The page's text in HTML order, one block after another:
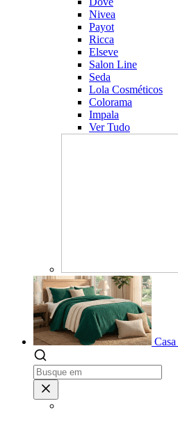
Nivea
Payot
Ricca
Elseve
Salon Line
Seda
Lola Cosméticos
Colorama
Impala
Ver Tudo
Casa